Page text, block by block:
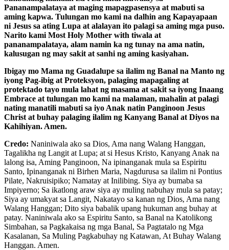
Pananampalataya at maging mapagpasensya at mabuti sa
aming kapwa. Tulungan mo kami na dalhin ang Kapayapaan
ni Jesus sa ating Lupa at alalayan ito palagi sa aming mga puso.
Narito kami Most Holy Mother with tiwala at
pananampalataya, alam namin ka ng tunay na ama natin,
kalusugan ng may sakit at sanhi ng aming kasiyahan.
Ibigay mo Mama ng Guadalupe sa ilalim ng Banal na Manto ng
iyong Pag-ibig at Proteksyon, palaging mapagaling at
protektado tayo mula lahat ng masama at sakit sa iyong Inaang
Embrace at tulungan mo kami na malaman, mahalin at palagi
nating manatili mabuti sa iyo Anak natin Panginoon Jesus
Christ at buhay palaging ilalim ng Kanyang Banal at Diyos na
Kahihiyan. Amen.
Credo: Naniniwala ako sa Dios, Ama nang Walang Hanggan,
Tagalikha ng Langit at Lupa; at si Hesus Kristo, Kanyang Anak na
lalong isa, Aming Panginoon, Na ipinanganak mula sa Espiritu
Santo, Ipinanganak ni Birhen Maria, Nagdurusa sa ilalim ni Pontius
Pilate, Nakruisipiko; Namatay at Inilibing. Siya ay bumaba sa
Impiyerno; Sa ikatlong araw siya ay muling nabuhay mula sa patay;
Siya ay umakyat sa Langit, Nakatayo sa kanan ng Dios, Ama nang
Walang Hanggan; Dito siya babalik upang hukuman ang buhay at
patay. Naniniwala ako sa Espiritu Santo, sa Banal na Katolikong
Simbahan, sa Pagkakaisa ng mga Banal, Sa Pagtatalo ng Mga
Kasalanan, Sa Muling Pagkabuhay ng Katawan, At Buhay Walang
Hanggan. Amen.